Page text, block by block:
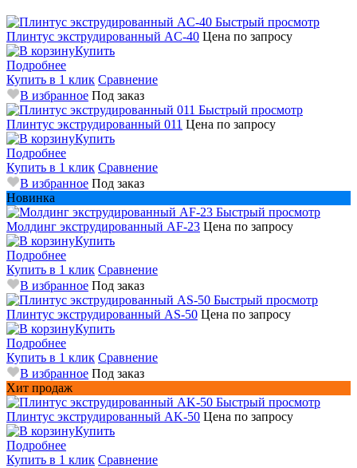
Быстрый просмотр
Плинтус экструдированный AC-40 Цена по запросу
Купить
Подробнее
Купить в 1 клик Сравнение
В избранное Под заказ
Быстрый просмотр
Плинтус экструдированный 011 Цена по запросу
Купить
Подробнее
Купить в 1 клик Сравнение
В избранное Под заказ
Новинка
Быстрый просмотр
Молдинг экструдированный AF-23 Цена по запросу
Купить
Подробнее
Купить в 1 клик Сравнение
В избранное Под заказ
Быстрый просмотр
Плинтус экструдированный AS-50 Цена по запросу
Купить
Подробнее
Купить в 1 клик Сравнение
В избранное Под заказ
Хит продаж
Быстрый просмотр
Плинтус экструдированный AK-50 Цена по запросу
Купить
Подробнее
Купить в 1 клик Сравнение